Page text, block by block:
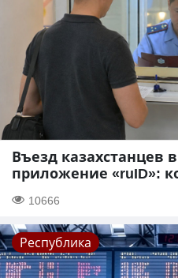
Въезд казахстанцев
приложение «ruID»:
10666
Республика